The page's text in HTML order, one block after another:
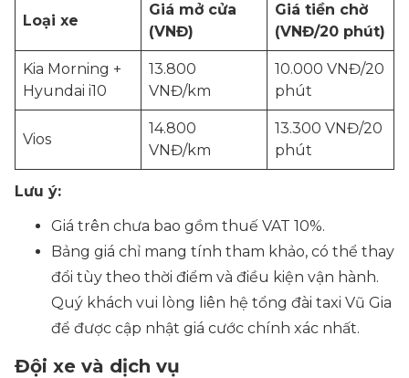
Loại xe
Giá mở cửa
(VNĐ)
Giá tiền chờ
(VNĐ/20 phút)
Kia Morning +
Hyundai i10
13.800
VNĐ/km
10.000 VNĐ/20
phút
Vios
14.800
VNĐ/km
13.300 VNĐ/20
phút
Lưu ý:
Giá trên chưa bao gồm thuế VAT 10%.
Bảng giá chỉ mang tính tham khảo, có thể thay
đổi tùy theo thời điểm và điều kiện vận hành.
Quý khách vui lòng liên hệ tổng đài taxi Vũ Gia
để được cập nhật giá cước chính xác nhất.
Đội xe và dịch vụ